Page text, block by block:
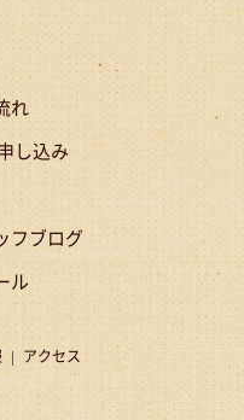
れ
し込み
フブログ
ル
アクセス